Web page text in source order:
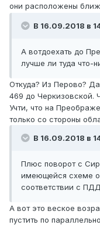
они расположены
В 16.09.2018 в
А вотдоехать до
лучше ли туда что-
Откуда? Из Перово?
469 до Черкизовской.
Учти, что на
только со стороны
В 16.09.2018 в
Плюс поворот с
имеющейся схеме
соответствии с
А вот это веское
пустить по